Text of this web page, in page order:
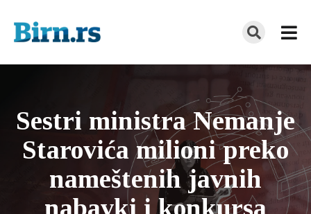
Sestri ministra Nemanje
Starovića milioni preko
nameštenih javnih
nabavki i konkursa